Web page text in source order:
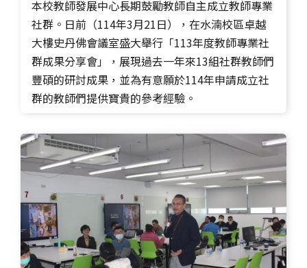
本校教師發展中心長期鼓勵教師自主成立教師專業
社群。日前（114年3月21日），在水湳校區卓越
大樓史丹佛會議室盛大舉行「113年度教師專業社
群成果分享會」，展現過去一年來13組社群教師們
豐碩的研討成果，並為有意願於114年申請成立社
群的教師們提供寶貴的參考經驗。